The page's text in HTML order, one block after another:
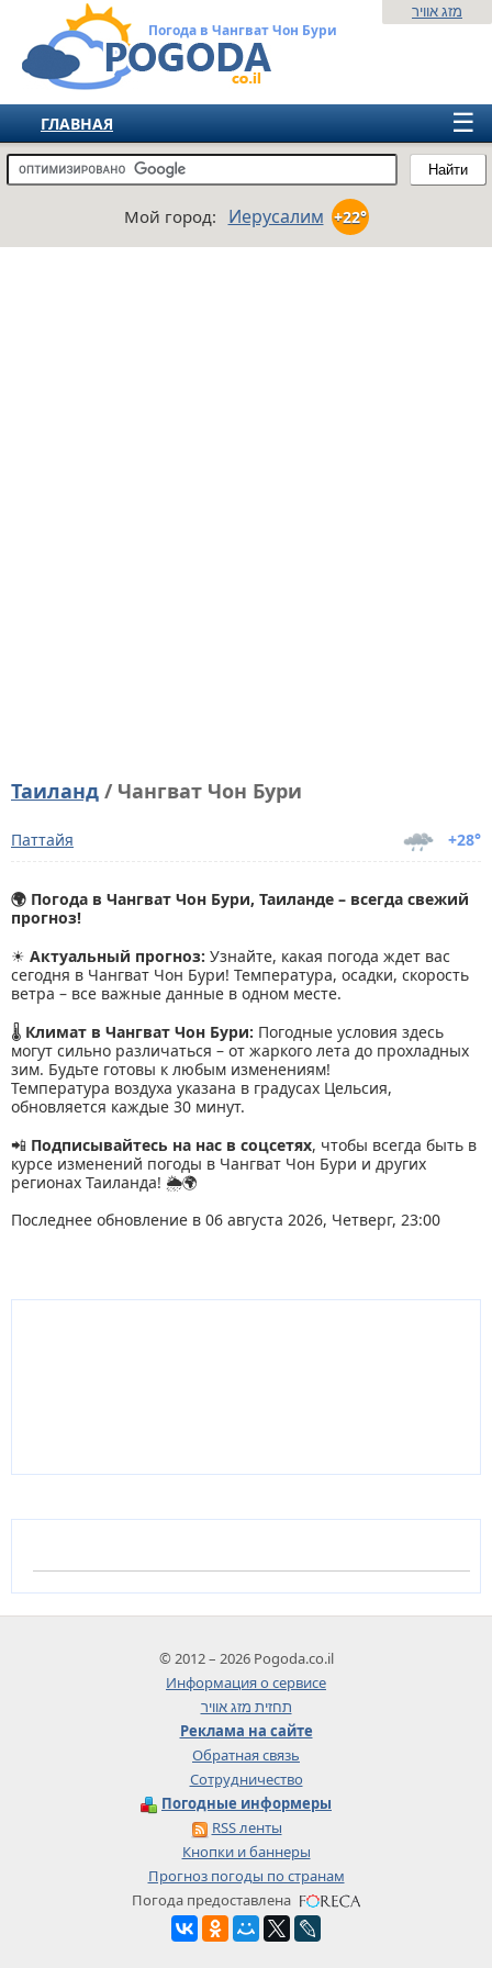
Погода в Чангват Чон Бури
Найти
מזג אוויר
☰
ГЛАВНАЯ
ИЗРАИЛЬ
ЕВРОПА
Мой город: Иерусалим +22°
Таиланд / Чангват Чон Бури
+28°
Паттайя
🌍 Погода в Чангват Чон Бури, Таиланде – всегда свежий
прогноз!
☀ Актуальный прогноз: Узнайте, какая погода ждет вас
сегодня в Чангват Чон Бури! Температура, осадки, скорость
ветра – все важные данные в одном месте.
🌡 Климат в Чангват Чон Бури: Погодные условия здесь
могут сильно различаться – от жаркого лета до прохладных
зим. Будьте готовы к любым изменениям!
Температура воздуха указана в градусах Цельсия,
обновляется каждые 30 минут.
📲 Подписывайтесь на нас в соцсетях, чтобы всегда быть в
курсе изменений погоды в Чангват Чон Бури и других
регионах Таиланда! 🌦🌍
Последнее обновление в 06 августа 2026, Четверг, 23:00
© 2012 – 2026 Pogoda.co.il
Информация о сервисе
תחזית מזג אוויר
Реклама на сайте
Обратная связь
Сотрудничество
Погодные информеры
RSS ленты
Кнопки и баннеры
Прогноз погоды по странам
Погода предоставлена